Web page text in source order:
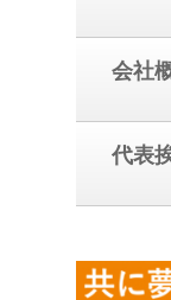
会社
代表